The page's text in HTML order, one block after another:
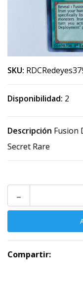
SKU:
Disponibilidad: 2
Descripción Fusion
Secret Rare
-
Compartir: